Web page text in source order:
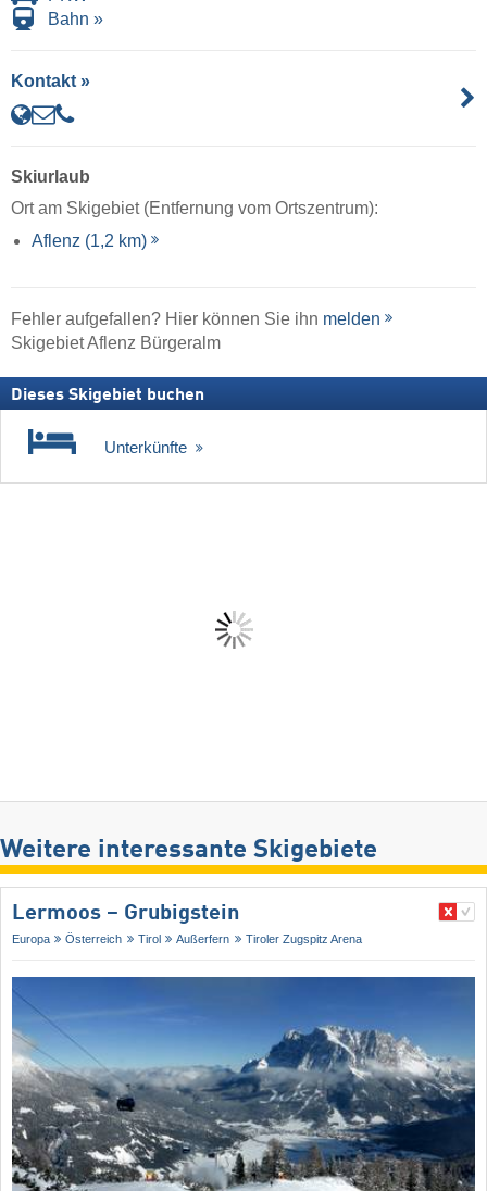
Bahn »
Kontakt »
Skiurlaub
Ort am Skigebiet (Entfernung vom Ortszentrum):
Aflenz (1,2 km)
Fehler aufgefallen? Hier können Sie ihn melden
Skigebiet Aflenz Bürgeralm
Dieses Skigebiet buchen
Unterkünfte
Weitere interessante Skigebiete
Lermoos – Grubigstein
Europa Österreich Tirol Außerfern Tiroler Zugspitz Arena